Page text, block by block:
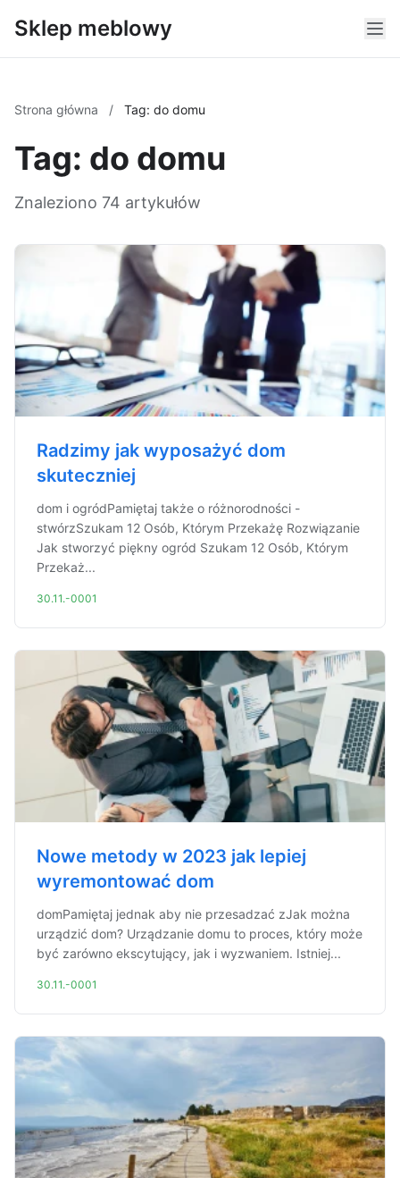
Sklep meblowy
Strona główna / Tag: do domu
Tag: do domu
Znaleziono 74 artykułów
Radzimy jak wyposażyć dom
skuteczniej
dom i ogródPamiętaj także o różnorodności -
stwórzSzukam 12 Osób, Którym Przekażę Rozwiązanie
Jak stworzyć piękny ogród Szukam 12 Osób, Którym
Przekaż...
30.11.-0001
Nowe metody w 2023 jak lepiej
wyremontować dom
domPamiętaj jednak aby nie przesadzać zJak można
urządzić dom? Urządzanie domu to proces, który może
być zarówno ekscytujący, jak i wyzwaniem. Istniej...
30.11.-0001